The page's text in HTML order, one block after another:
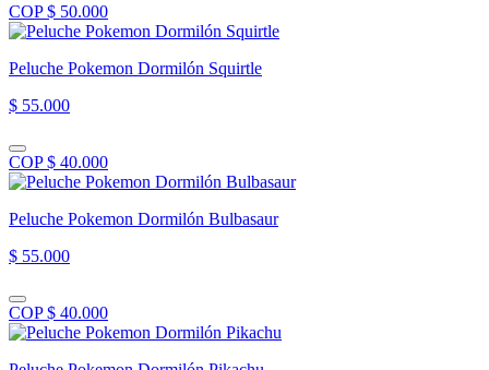
COP $ 50.000
Peluche Pokemon Dormilón Squirtle
$ 55.000
COP $ 40.000
Peluche Pokemon Dormilón Bulbasaur
$ 55.000
COP $ 40.000